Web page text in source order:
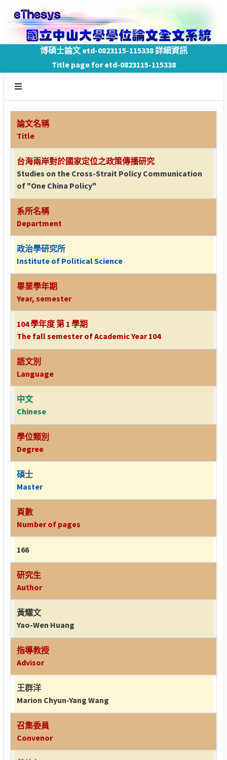
博碩士論文 etd-0823115-115338 詳細資訊
Title page for etd-0823115-115338
論文名稱
Title
台海兩岸對於國家定位之政策傳播研究
Studies on the Cross-Strait Policy Communication
of "One China Policy"
系所名稱
Department
政治學研究所
Institute of Political Science
畢業學年期
Year, semester
104 學年度 第 1 學期
The fall semester of Academic Year 104
語文別
Language
中文
Chinese
學位類別
Degree
碩士
Master
頁數
Number of pages
166
研究生
Author
黃耀文
Yao-Wen Huang
指導教授
Advisor
王群洋
Marion Chyun-Yang Wang
召集委員
Convenor